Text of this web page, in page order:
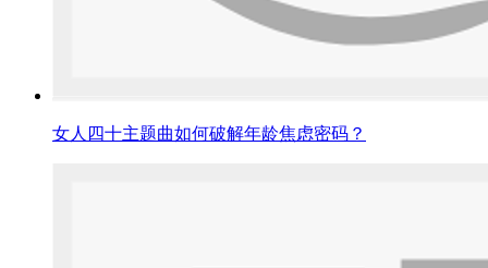
女人四十主题曲如何破解年龄焦虑密码？